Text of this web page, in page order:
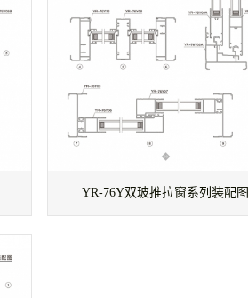
YR-76Y双玻推拉窗系列装配图